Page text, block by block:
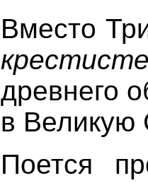
Вместо
древнего
в Великую
Поется